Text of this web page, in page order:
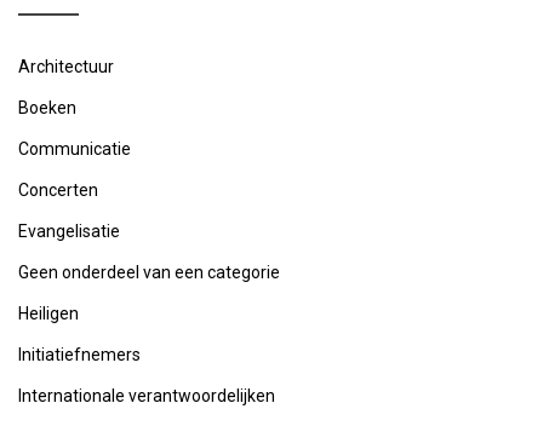
Architectuur
Boeken
Communicatie
Concerten
Evangelisatie
Geen onderdeel van een categorie
Heiligen
Initiatiefnemers
Internationale verantwoordelijken